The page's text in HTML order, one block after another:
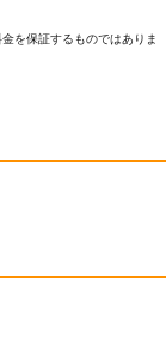
を保証するものではありま